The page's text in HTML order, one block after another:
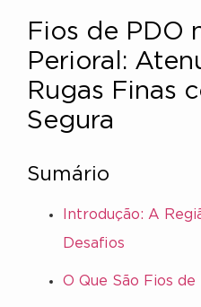
Fios de PDO
Perioral:
Rugas Finas
Segura
Sumário
Introdução: A
Desafios
O Que São Fios